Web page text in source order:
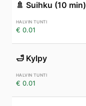
🚿 Suihku (10 min)
€ 0.01
🛁 Kylpy
€ 0.01